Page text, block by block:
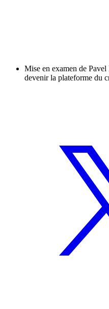
Mise en examen de
devenir la plateforme du